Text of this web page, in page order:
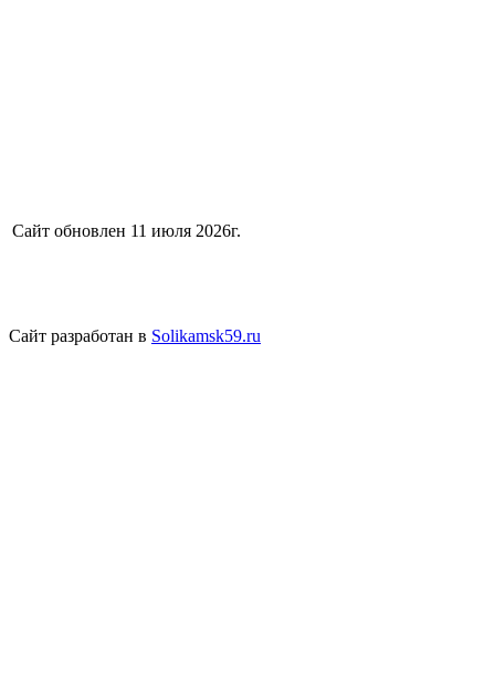
Сайт обновлен 11 июля 2026г.
Сайт разработан в Solikamsk59.ru